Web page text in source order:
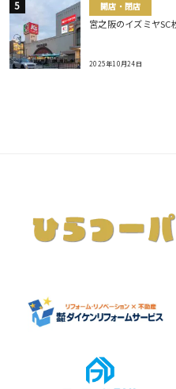
開店・閉店
宮之阪のイズミヤ
2025年10月24日